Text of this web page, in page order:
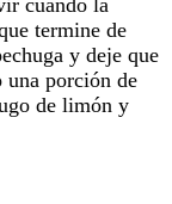
termine de
y deje que
una porción de
de limón y